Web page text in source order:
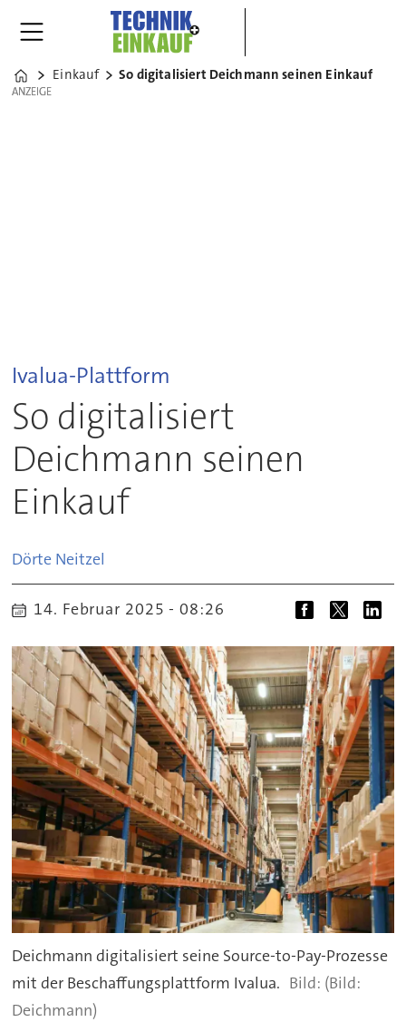
Home
Einkauf So digitalisiert Deichmann seinen Einkauf
ANZEIGE
ANZEIGE
Ivalua-Plattform
So digitalisiert
Deichmann seinen
Einkauf
Dörte Neitzel
14. Februar 2025 - 08:26
Deichmann digitalisiert seine Source-to-Pay-Prozesse
mit der Beschaffungsplattform Ivalua.
(Bild:
Deichmann)